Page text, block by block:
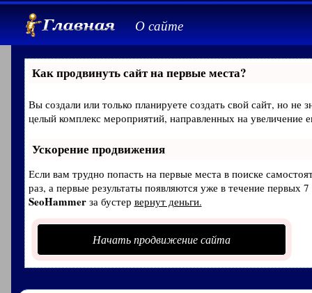
О сайте
Как продвинуть сайт на первые места?
Вы создали или только планируете создать свой сайт, но не
целый комплекс мероприятий, направленных на
Ускорение продвижения
Если вам трудно попасть на первые места в поиске
раз, а первые результаты появляются уже в течение первых
SeoHammerза бустер вернут деньги.
Начать продвижение сайта